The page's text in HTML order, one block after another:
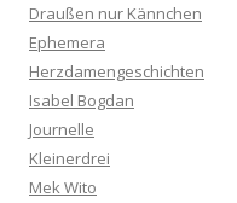
Draußen nur Kännchen
Ephemera
Herzdamengeschichten
Isabel Bogdan
Journelle
Kleinerdrei
Mek Wito